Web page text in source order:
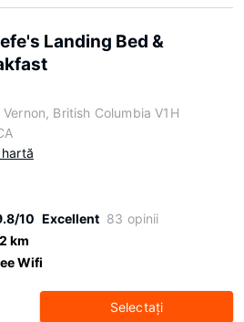
Landing Bed &
British Columbia V1H
10 Excellent 83 opinii
km
Wifi
Selectaţi